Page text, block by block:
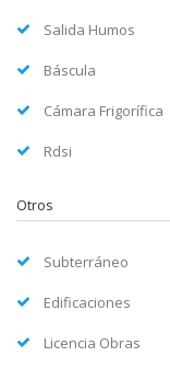
Salida Humos
Báscula
Cámara Frigorífica
Rdsi
Otros
Subterráneo
Edificaciones
Licencia Obras